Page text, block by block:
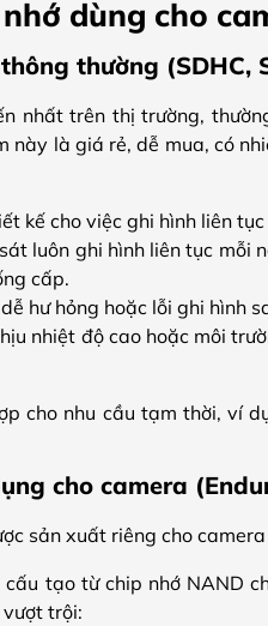
dùng cho
thường (SDHC,
nhất trên thị trường,
này là giá rẻ, dễ mua, có
kế cho việc ghi hình liên
luôn ghi hình liên tục mỗi
cấp.
hư hỏng hoặc lỗi ghi hình
nhiệt độ cao hoặc môi
cho nhu cầu tạm thời, ví
cho camera
sản xuất riêng cho
cấu tạo từ chip nhớ NAND
trội: